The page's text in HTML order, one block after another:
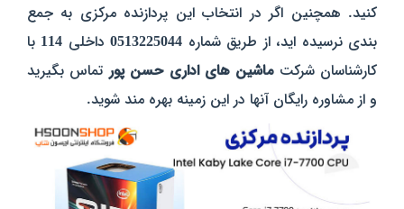
کنید. همچنین اگر در انتخاب این پردازنده مرکزی به جمع
بندی نرسیده اید، از طریق شماره 0513225044داخلی 114 با
کارشناسان شرکتماشین های اداری حسن پور تماس بگیرید
و از مشاوره رایگان آنها در این زمینه بهره مند شوید.